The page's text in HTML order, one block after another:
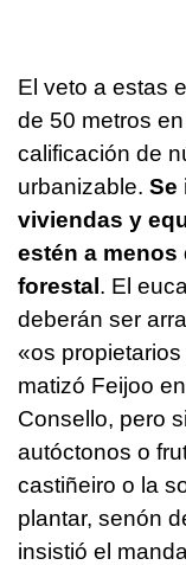
El veto a estas
de 50 metros
calificación de
urbanizable. Se
viviendas y
estén a menos
forestal. El
deberán ser
«os
matizó Feijoo
Consello, pero
autóctonos o
castiñeiro o la
plantar, senón
insistió el